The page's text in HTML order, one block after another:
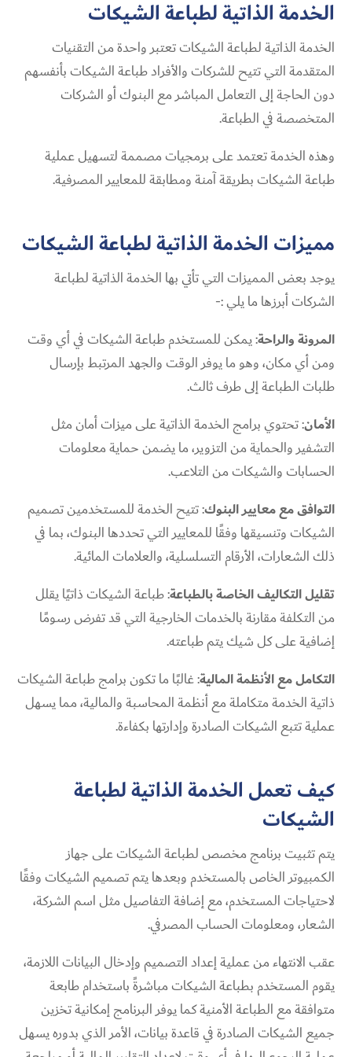
الخدمة الذاتية لطباعة الشيكات
الخدمة الذاتية لطباعة الشيكات تعتبر واحدة من التقنيات
المتقدمة التي تتيح للشركات والأفراد طباعة الشيكات بأنفسهم
دون الحاجة إلى التعامل المباشر مع البنوك أو الشركات
المتخصصة في الطباعة.
وهذه الخدمة تعتمد على برمجيات مصممة لتسهيل عملية
طباعة الشيكات بطريقة آمنة ومطابقة للمعايير المصرفية.
مميزات الخدمة الذاتية لطباعة الشيكات
يوجد بعض المميزات التي تأتي بها الخدمة الذاتية لطباعة
الشركات أبرزها ما يلي :-
المرونة والراحة: يمكن للمستخدم طباعة الشيكات في أي وقت
ومن أي مكان، وهو ما يوفر الوقت والجهد المرتبط بإرسال
طلبات الطباعة إلى طرف ثالث.
الأمان: تحتوي برامج الخدمة الذاتية على ميزات أمان مثل
التشفير والحماية من التزوير، ما يضمن حماية معلومات
الحسابات والشيكات من التلاعب.
التوافق مع معايير البنوك: تتيح الخدمة للمستخدمين تصميم
الشيكات وتنسيقها وفقًا للمعايير التي تحددها البنوك، بما في
ذلك الشعارات، الأرقام التسلسلية، والعلامات المائية.
تقليل التكاليف الخاصة بالطباعة: طباعة الشيكات ذاتيًا يقلل
من التكلفة مقارنة بالخدمات الخارجية التي قد تفرض رسومًا
إضافية على كل شيك يتم طباعته.
التكامل مع الأنظمة المالية: غالبًا ما تكون برامج طباعة الشيكات
ذاتية الخدمة متكاملة مع أنظمة المحاسبة والمالية، مما يسهل
عملية تتبع الشيكات الصادرة وإدارتها بكفاءة.
كيف تعمل الخدمة الذاتية لطباعة
الشيكات
يتم تثبيت برنامج مخصص لطباعة الشيكات على جهاز
الكمبيوتر الخاص بالمستخدم وبعدها يتم تصميم الشيكات وفقًا
لاحتياجات المستخدم، مع إضافة التفاصيل مثل اسم الشركة،
الشعار، ومعلومات الحساب المصرفي.
عقب الانتهاء من عملية إعداد التصميم وإدخال البيانات اللازمة،
يقوم المستخدم بطباعة الشيكات مباشرةً باستخدام طابعة
متوافقة مع الطباعة الأمنية كما يوفر البرنامج إمكانية تخزين
جميع الشيكات الصادرة في قاعدة بيانات، الأمر الذي بدوره يسهل